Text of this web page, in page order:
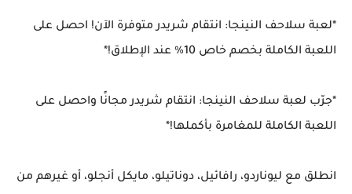
*لعبة سلاحف النينجا: انتقام شريدر متوفرة الآن! احصل على
اللعبة الكاملة بخصم خاص 10% عند الإطلاق!*
*جرّب لعبة سلاحف النينجا: انتقام شريدر مجانًا واحصل على
اللعبة الكاملة للمغامرة بأكملها!*
انطلق مع ليوناردو، رافائيل، دوناتيلو، مايكل أنجلو، أو غيرهم من